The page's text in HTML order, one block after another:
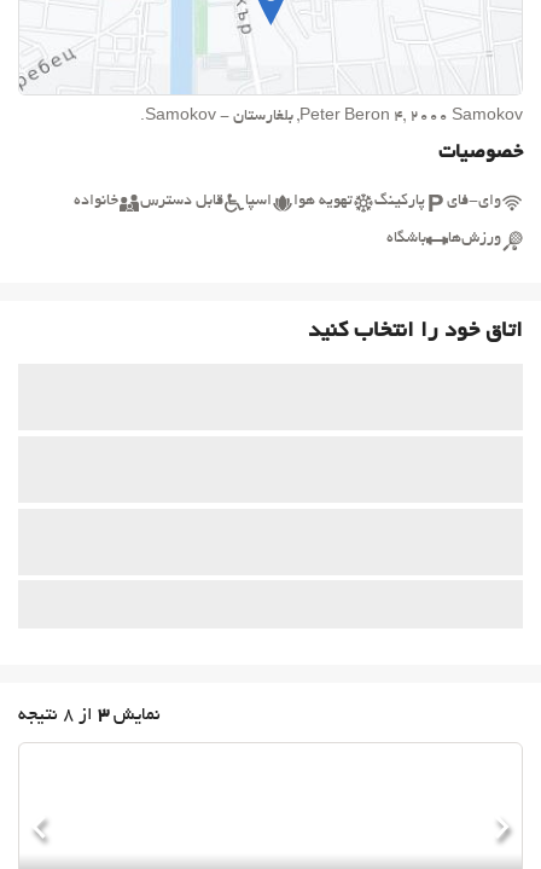
Peter Beron 4, 2000 Samokov, بلغارستان - Samokov.
خصوصیات
وای-فای پارکینگ تهویه هوا اسپا قابل دسترس خانواده
ورزش‌ها باشگاه
اتاق خود را انتخاب کنید
نمایش3 از 8 نتیجه